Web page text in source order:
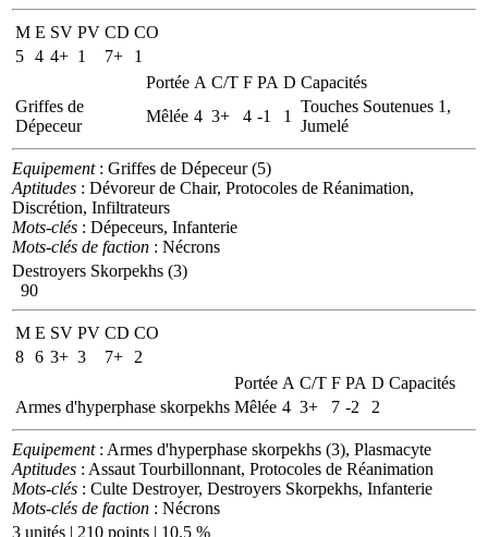
M E SV PV CD CO
5 4 4+ 1 7+
1
Portée A C/T F PA D Capacités
Griffes de
Dépeceur
Mêlée 4 3+ 4 -1 1
Touches Soutenues 1,
Jumelé
Equipement: Griffes de Dépeceur (5)
Aptitudes : Dévoreur de Chair, Protocoles de Réanimation,
Discrétion, Infiltrateurs
Mots-clés : Dépeceurs, Infanterie
Mots-clés de faction : Nécrons
Destroyers Skorpekhs (3)
90
M E SV PV CD CO
8 6 3+ 3 7+
2
Portée A C/T F PA D Capacités
Armes d'hyperphase skorpekhs Mêlée 4 3+ 7 -2 2
Equipement: Armes d'hyperphase skorpekhs (3), Plasmacyte
Aptitudes : Assaut Tourbillonnant, Protocoles de Réanimation
Mots-clés : Culte Destroyer, Destroyers Skorpekhs, Infanterie
Mots-clés de faction : Nécrons
3 unités | 210 points | 10.5 %